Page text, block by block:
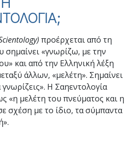
προέρχεται από τη
σημαίνει «γνωρίζω, με την
και από την Ελληνική λέξη
άλλων, «μελέτη». Σημαίνει
Η Σαηεντολογία
«η μελέτη του πνεύματος και η
σχέση με το ίδιο, τα σύμπαντα